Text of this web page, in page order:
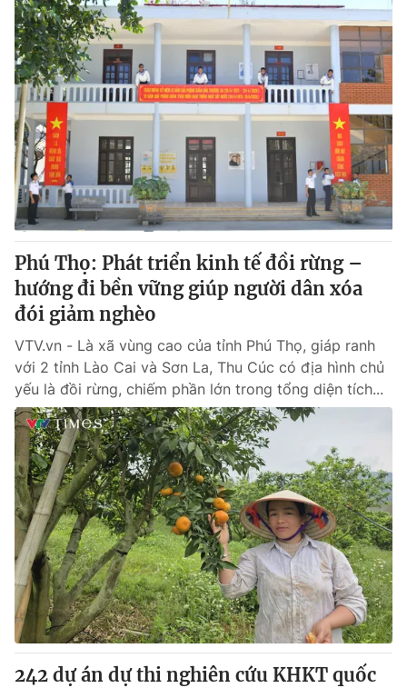
Video Shorts video
VTV Money VTV Thể thao
VTV Sức khoẻ Bất động sản
Thị trường 24h Tấm lòng Việt
VTV4 Vươn mình bằng AI
VTV9 VTV8
Liên hệ tòa soạn
THỜI BÁO VTV
Theo dõi báo trên
Cơ quan chủ quản:Đài Truyền hình Việt Nam
Cơ quan báo chí:Thời báo VTV
Giấy phép hoạt động báo in và báo điện tử số 483/GP-BTTTT
cấp ngày 29/12/2023
Tổng Biên tập:Vũ Thanh Thủy
Phó Tổng Biên tập:Nguyễn Thị Mỹ Hạnh, Phạm Quốc Thắng,
Nguyễn Trọng Ninh
Phú Thọ: Phát triển kinh tế đồi rừng –
hướng đi bền vững giúp người dân xóa
đói giảm nghèo
VTV.vn - Là xã vùng cao của tỉnh Phú Thọ, giáp ranh
với 2 tỉnh Lào Cai và Sơn La, Thu Cúc có địa hình chủ
yếu là đồi rừng, chiếm phần lớn trong tổng diện tích...
242 dự án dự thi nghiên cứu KHKT quốc